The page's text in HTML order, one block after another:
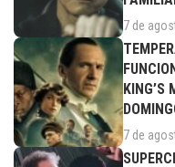
7 de
KING’S
7 de